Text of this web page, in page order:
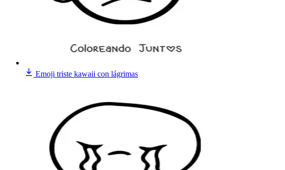
Emoji triste kawaii con lágrimas